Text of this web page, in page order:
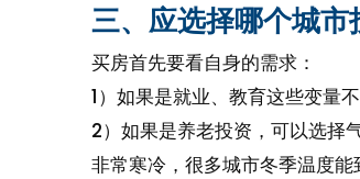
三、应选择哪个城市
买房首先要看自身的需求：
1）如果是就业、教育这些变量
2）如果是养老投资，可以选择
非常寒冷，很多城市冬季温度